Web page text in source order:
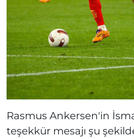
Rasmus Ankersen'in
teşekkür mesajı şu